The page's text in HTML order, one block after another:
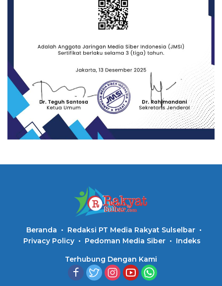
Beranda
Redaksi PT Media Rakyat Sulselbar
Privacy Policy
Pedoman Media Siber Indeks
Terhubung Dengan Kami